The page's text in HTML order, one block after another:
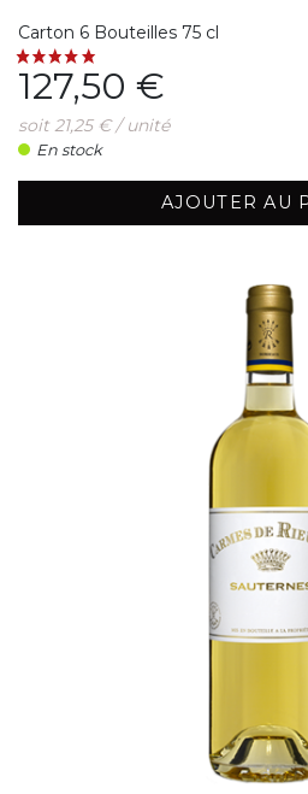
Carton 6 Bouteilles 75 cl
Prix
127,50 €
soit 21,25 € / unité
En stock
AJOUTER AU